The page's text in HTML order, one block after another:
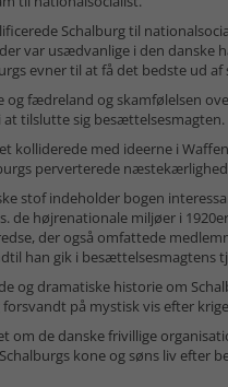
Schalburg til
var usædvanlige i den danske
evner til at få det bedste ud
og fædreland og skamfølelsen
at tilslutte sig besættelsesmagten.
kolliderede med ideerne i
perverterede
stof indeholder bogen
de højrenationale miljøer i
der også omfattede
han gik i besættelsesmagtens
og dramatiske historie om
på mystisk vis efter
om de danske frivillige
kone og søns liv efter